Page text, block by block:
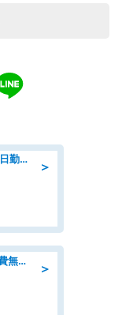
＞
経理/病院での経理事務のお仕事/即日勤務可/車通勤可/経理/一般事務
＞
組立・組付け/高収入/日払いOK/寮費無料/交替制/20・30・40代活躍中